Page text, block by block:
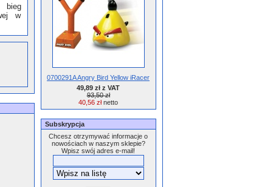
bieg
w
0700291A Angry Bird Yellow iRacer
49,89 zł z VAT
93,50 zł
40,56 złnetto
Subskrypcja
Chcesz otrzymywać informacje o
nowościach w naszym sklepie?
Wpisz swój adres e-mail!